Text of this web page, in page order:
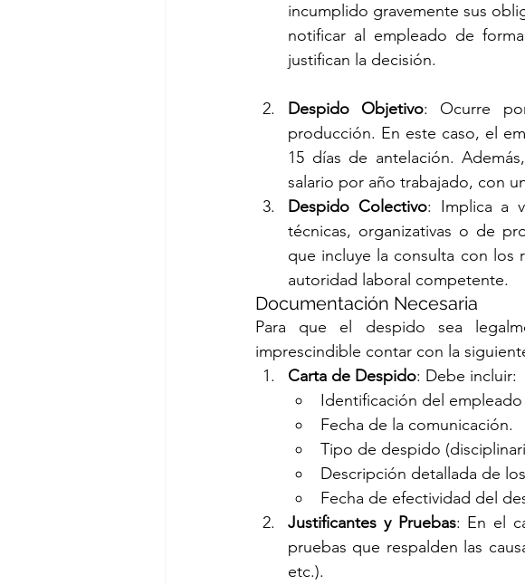
incumplido gravemente sus
notificar al empleado de
justifican la decisión.
Despido Objetivo: Ocurre
producción. En este caso, el
15 días de antelación.
salario por año trabajado, con
Despido Colectivo: Implica a
técnicas, organizativas o de
que incluye la consulta con los
autoridad laboral competente.
Documentación Necesaria
Para que el despido sea
imprescindible contar con la
Carta de Despido: Debe incluir:
Identificación del
Fecha de la comunicación.
Tipo de despido
Descripción detallada de
Fecha de efectividad del
Justificantes y Pruebas: En el
pruebas que respalden las
etc.).